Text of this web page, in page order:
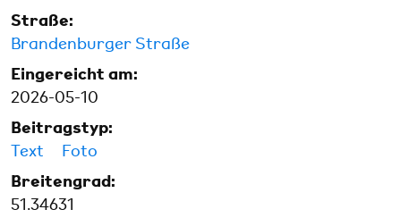
Straße:
Brandenburger Straße
Eingereicht am:
2026-05-10
Beitragstyp:
Text
Foto
Breitengrad:
51.34631